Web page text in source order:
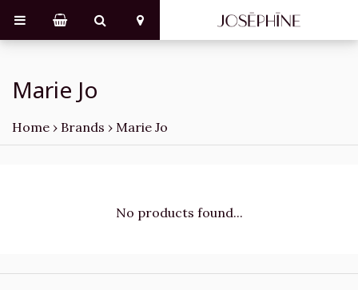
Marie Jo
Home › Brands › Marie Jo
No products found...